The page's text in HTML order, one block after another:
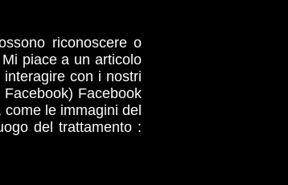
riconoscere o
piace a un articolo
con i nostri
Facebook) Facebook
le immagini del
del trattamento :